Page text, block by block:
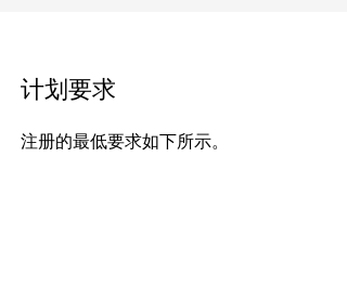
计划要求
注册的最低要求如下所示。